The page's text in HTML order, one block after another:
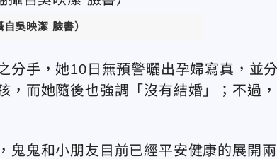
自吳映潔 臉書）
分手，她10日無預警曬出孕婦寫真，並分
而她隨後也強調「沒有結婚」；不過，
鬼鬼和小朋友目前已經平安健康的展開兩